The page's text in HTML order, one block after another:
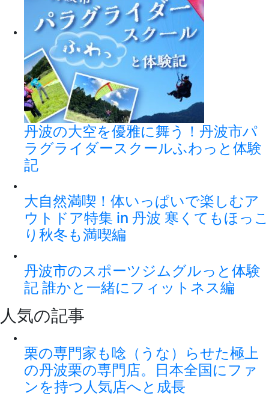
丹波の大空を優雅に舞う！丹波市パ
ラグライダースクールふわっと体験
記
大自然満喫！体いっぱいで楽しむア
ウトドア特集 in 丹波 寒くてもほっこ
り秋冬も満喫編
丹波市のスポーツジムグルっと体験
記 誰かと一緒にフィットネス編
人気の記事
栗の専門家も唸（うな）らせた極上
の丹波栗の専門店。日本全国にファ
ンを持つ人気店へと成長